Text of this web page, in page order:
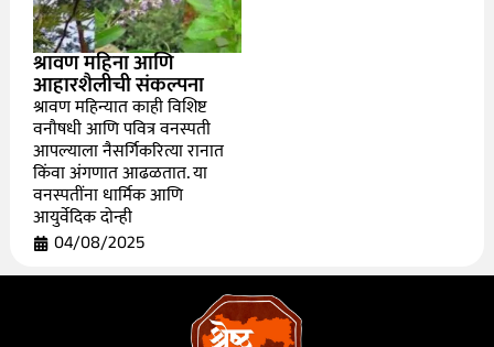
श्रावण महिना आणि
आहारशैलीची संकल्पना
श्रावण महिन्यात काही विशिष्ट
वनौषधी आणि पवित्र वनस्पती
आपल्याला नैसर्गिकरित्या रानात
किंवा अंगणात आढळतात. या
वनस्पतींना धार्मिक आणि
आयुर्वेदिक दोन्ही
04/08/2025